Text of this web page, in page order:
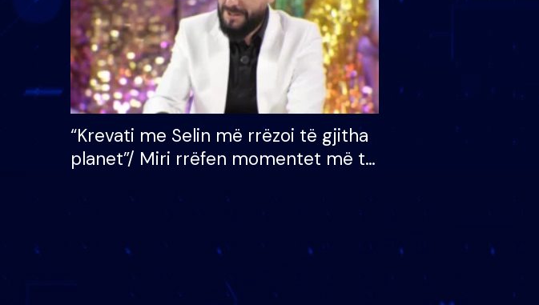
“Krevati me Selin më rrëzoi të gjitha
planet”/ Miri rrëfen momentet më të
mungojë zilja e mëngjesit kur…